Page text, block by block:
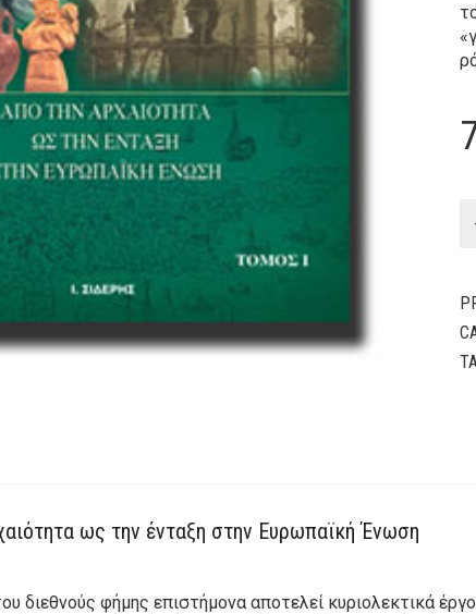
ως την ένταξη στην Ευρωπαϊκή Ένωση
διεθνούς φήμης επιστήμονα αποτελεί κυριολεκτικά